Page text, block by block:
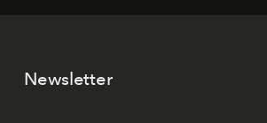
Newsletter